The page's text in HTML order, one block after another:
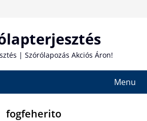
| Szórólapozás Akciós Áron!
Menu
fogfeherito